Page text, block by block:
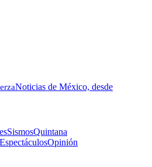
Noticias de México, desde
SismosQuintana
EspectáculosOpinión